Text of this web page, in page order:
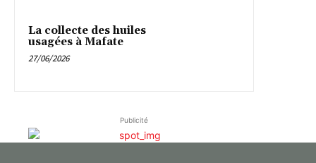
La collecte des huiles
usagées à Mafate
27/06/2026
Publicité